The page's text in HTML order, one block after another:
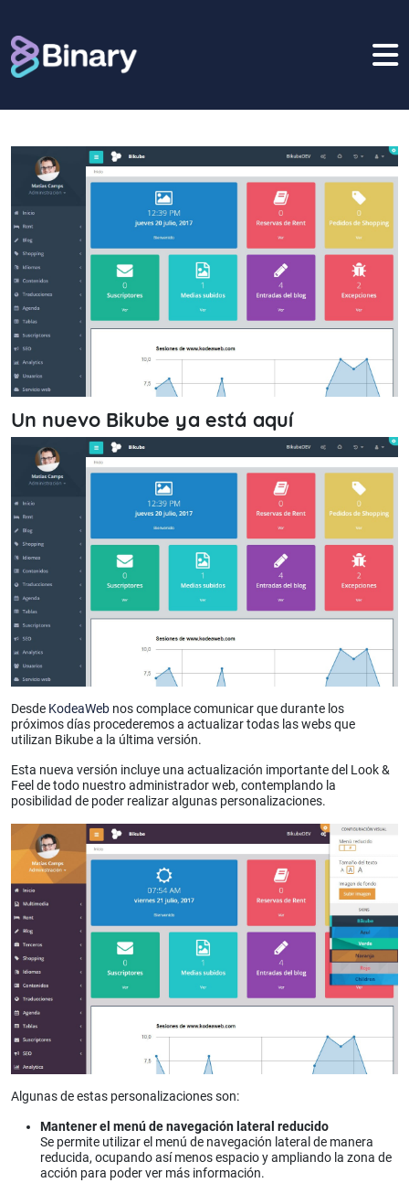
CONTACTO
Un nuevo Bikube ya está aquí
Desde KodeaWeb nos complace comunicar que durante los
próximos días procederemos a actualizar todas las webs que
utilizan Bikube a la última versión.
Esta nueva versión incluye una actualización importante del Look &
Feel de todo nuestro administrador web, contemplando la
posibilidad de poder realizar algunas personalizaciones.
Algunas de estas personalizaciones son:
Mantener el menú de navegación lateral reducido
Se permite utilizar el menú de navegación lateral de manera
reducida, ocupando así menos espacio y ampliando la zona de
acción para poder ver más información.